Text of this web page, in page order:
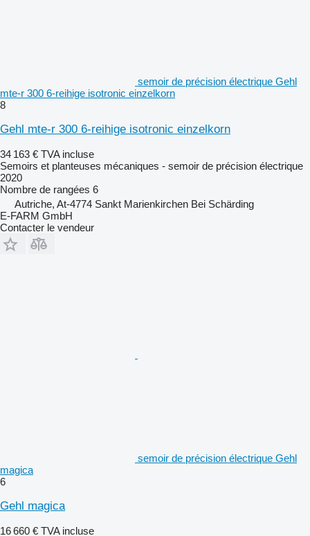
semoir de précision électrique Gehl
mte-r 300 6-reihige isotronic einzelkorn
8
Gehl mte-r 300 6-reihige isotronic einzelkorn
34 163 € TVA incluse
Semoirs et planteuses mécaniques - semoir de précision électrique
2020
Nombre de rangées 6
Autriche, At-4774 Sankt Marienkirchen Bei Schärding
E-FARM GmbH
Contacter le vendeur
semoir de précision électrique Gehl
magica
6
Gehl magica
16 660 € TVA incluse